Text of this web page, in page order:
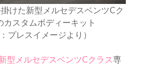
けた新型メルセデスベンツCク
カスタムボディーキット
：プレスイメージより）
型メルセデスベンツCクラス専